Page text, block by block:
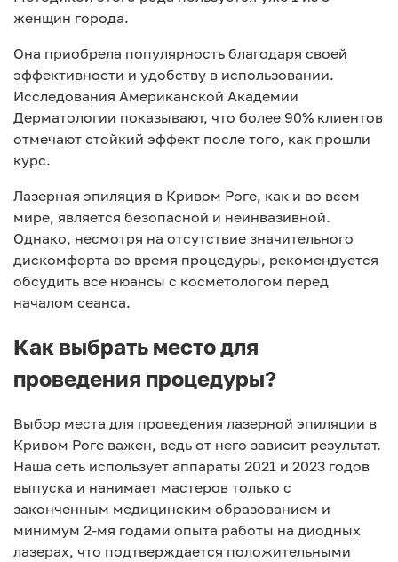
женщин города.
Она приобрела популярность благодаря своей
эффективности и удобству в использовании.
Исследования Американской Академии
Дерматологии показывают, что более 90% клиентов
отмечают стойкий эффект после того, как прошли
курс.
Лазерная эпиляция в Кривом Роге, как и во всем
мире, является безопасной и неинвазивной.
Однако, несмотря на отсутствие значительного
дискомфорта во время процедуры, рекомендуется
обсудить все нюансы с косметологом перед
началом сеанса.
Как выбрать место для
проведения процедуры?
Выбор места для проведения лазерной эпиляции в
Кривом Роге важен, ведь от него зависит результат.
Наша сеть использует аппараты 2021 и 2023 годов
выпуска и нанимает мастеров только с
законченным медицинским образованием и
минимум 2-мя годами опыта работы на диодных
лазерах, что подтверждается положительными